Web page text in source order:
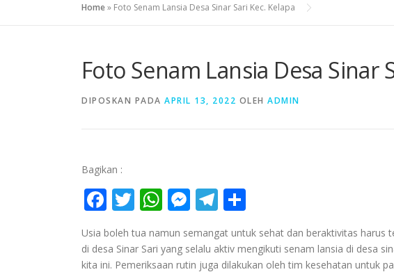
Home» Foto Senam Lansia Desa Sinar Sari Kec. Kelapa
Foto Senam Lansia Desa Sinar
DIPOSKAN PADA APRIL 13, 2022 OLEH ADMIN
Bagikan :
Facebook
Twitter
WhatsApp
Messenger
Telegram
Usia boleh tua namun semangat untuk sehat dan beraktivitas
di desa Sinar Sari yang selalu aktiv mengikuti senam lansia di desa
kita ini. Pemeriksaan rutin juga dilakukan oleh tim kesehatan untuk